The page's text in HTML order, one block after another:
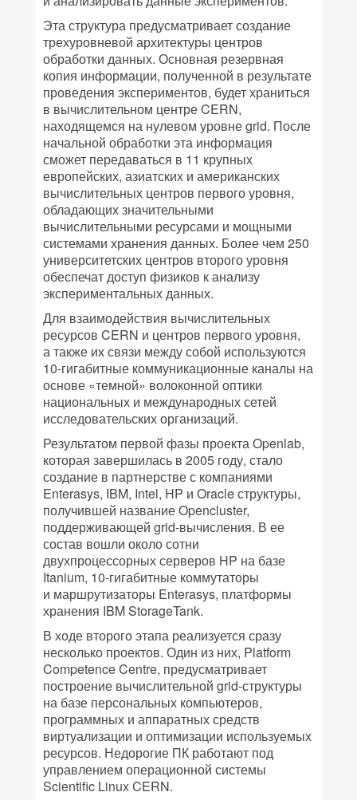
Эта структура предусматривает создание
трехуровневой архитектуры центров
обработки данных. Основная резервная
копия информации, полученной в результате
проведения экспериментов, будет храниться
в вычислительном центре CERN,
находящемся на нулевом уровне grid. После
начальной обработки эта информация
сможет передаваться в 11 крупных
европейских, азиатских и американских
вычислительных центров первого уровня,
обладающих значительными
вычислительными ресурсами и мощными
системами хранения данных. Более чем 250
университетских центров второго уровня
обеспечат доступ физиков к анализу
экспериментальных данных.
Для взаимодействия вычислительных
ресурсов CERN и центров первого уровня,
а также их связи между собой используются
10-гигабитные коммуникационные каналы на
основе «темной» волоконной оптики
национальных и международных сетей
исследовательских организаций.
Результатом первой фазы проекта Openlab,
которая завершилась в 2005 году, стало
создание в партнерстве с компаниями
Enterasys, IBM, Intel, HP и Oracle структуры,
получившей название Opencluster,
поддерживающей grid-вычисления. В ее
состав вошли около сотни
двухпроцессорных серверов HP на базе
Itanium, 10-гигабитные коммутаторы
и маршрутизаторы Enterasys, платформы
хранения IBM StorageTank.
В ходе второго этапа реализуется сразу
несколько проектов. Один из них, Platform
Competence Centre, предусматривает
построение вычислительной grid-структуры
на базе персональных компьютеров,
программных и аппаратных средств
виртуализации и оптимизации используемых
ресурсов. Недорогие ПК работают под
управлением операционной системы
Scientific Linux CERN.